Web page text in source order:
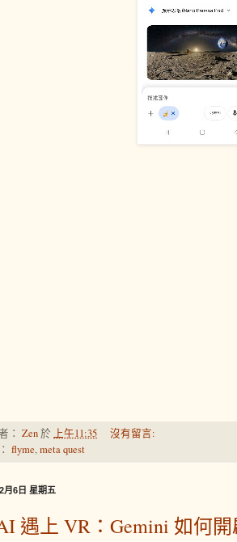
： Zen於 上午11:35
沒有留言:
flyme,meta quest
月6日 星期五
遇上 VR：Gemini 如何